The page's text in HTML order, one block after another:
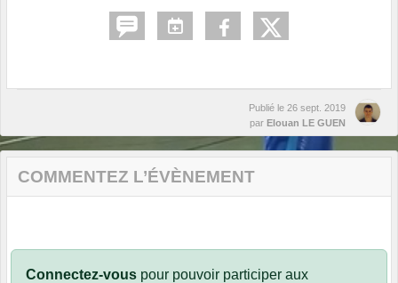
Publié le 26 sept. 2019
par Elouan LE GUEN
COMMENTEZ L’ÉVÈNEMENT
Connectez-vous pour pouvoir participer aux